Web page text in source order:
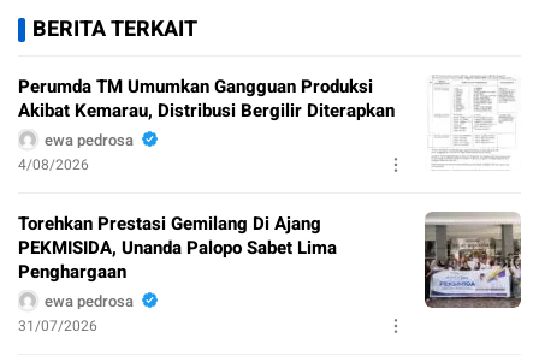
BERITA TERKAIT
Perumda TM Umumkan Gangguan Produksi
Akibat Kemarau, Distribusi Bergilir Diterapkan
ewa pedrosa
4/08/2026
Torehkan Prestasi Gemilang Di Ajang
PEKMISIDA, Unanda Palopo Sabet Lima
Penghargaan
ewa pedrosa
31/07/2026